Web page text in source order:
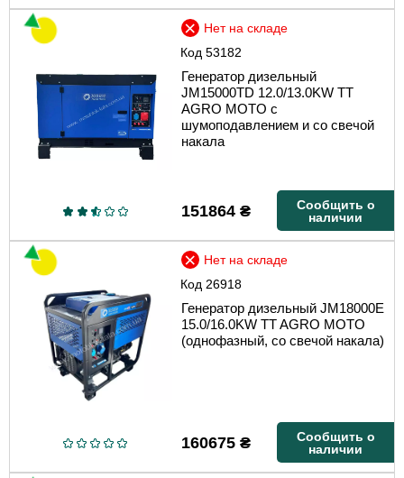
Код53182
Нет на складе
Генератор дизельный
JM15000TD 12.0/13.0KW TT
AGRO MOTO с
шумоподавлением и со свечой
накала
151864₴
Сообщить о
наличии
Код 26918
Нет на складе
Генератор дизельный JM18000E
15.0/16.0KW TT AGRO MOTO
(однофазный, со свечой накала)
160675₴
Сообщить о
наличии